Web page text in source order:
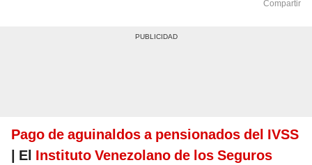
Compartir
Pago de aguinaldos a pensionados del IVSS
| El Instituto Venezolano de los Seguros